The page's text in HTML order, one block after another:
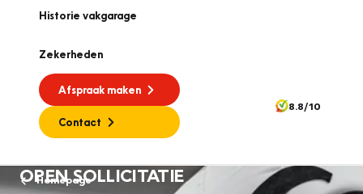
Historie vakgarage
Zekerheden
Afspraak maken
Contact
8.8/10
Homepage
OPEN SOLLICITATIE